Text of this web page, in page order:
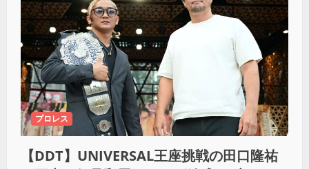
プロレス
【DDT】UNIVERSAL王座挑戦の田口隆祐